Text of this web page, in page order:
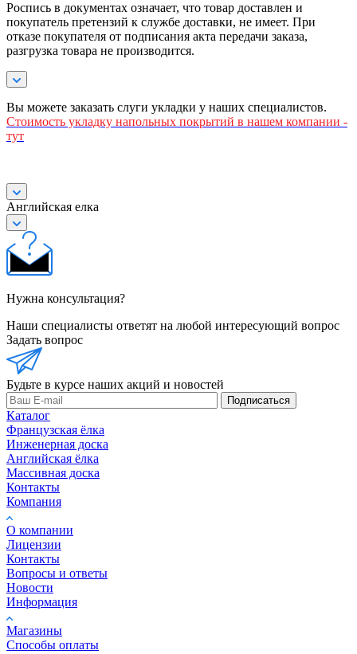
Роспись в документах означает, что товар доставлен и
покупатель претензий к службе доставки, не имеет. При
отказе покупателя от подписания акта передачи заказа,
разгрузка товара не производится.
Вы можете заказать слуги укладки у наших специалистов.
Стоимость укладку напольных покрытий в нашем компании -
тут
Английская елка
Нужна консультация?
Наши специалисты ответят на любой интересующий вопрос
Задать вопрос
Будьте в курсе наших акций и новостей
Подписаться
Каталог
Французская ёлка
Инженерная доска
Английская ёлка
Массивная доска
Контакты
Компания
О компании
Лицензии
Контакты
Вопросы и ответы
Новости
Информация
Магазины
Способы оплаты